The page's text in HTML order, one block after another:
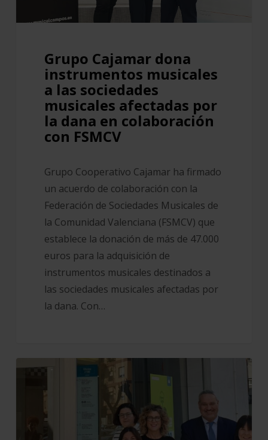
sociedades
colaboración
FSMCV
Grupo Cajamar dona
instrumentos musicales
a las sociedades
musicales afectadas por
la dana en colaboración
con FSMCV
Grupo Cooperativo Cajamar ha firmado
un acuerdo de colaboración con la
Federación de Sociedades Musicales de
la Comunidad Valenciana (FSMCV) que
establece la donación de más de 47.000
euros para la adquisición de
instrumentos musicales destinados a
las sociedades musicales afectadas por
la dana. Con…
Grupo
sus